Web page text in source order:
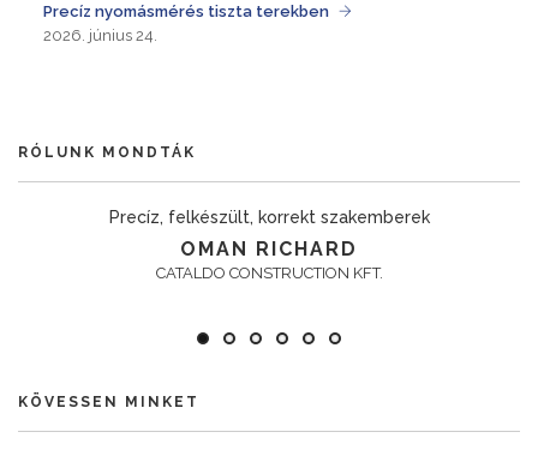
Precíz nyomásmérés tiszta terekben
2026. június 24.
RÓLUNK MONDTÁK
Precíz, felkészült, korrekt szakemberek
OMAN RICHARD
CATALDO CONSTRUCTION KFT.
KÖVESSEN MINKET